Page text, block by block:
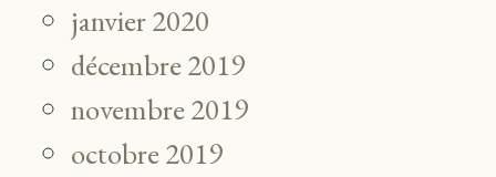
janvier 2020
décembre 2019
novembre 2019
octobre 2019